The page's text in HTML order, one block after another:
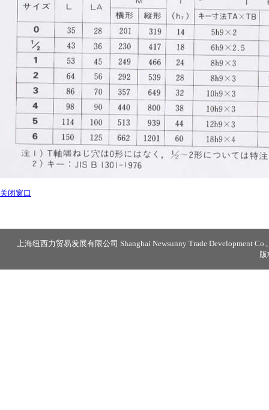
关闭窗口
上海纽西力贸易发展有限公司 Shanghai Newsunny Trade Development